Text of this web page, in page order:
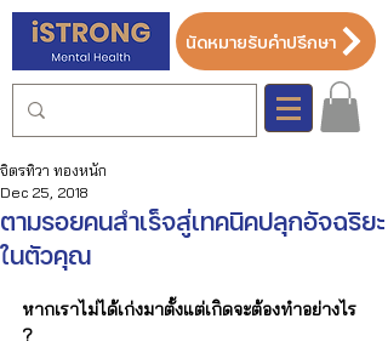
นัดหมายรับคำปรึกษา
ตามรอยคนสำเร็จสู่เทคนิคปลุกอัจฉริยะ
ในตัวคุณ
จิตรทิวา ทองหนัก
Dec 25, 2018
หากเราไม่ได้เก่งมาตั้งแต่เกิดจะต้องทำอย่างไร
?